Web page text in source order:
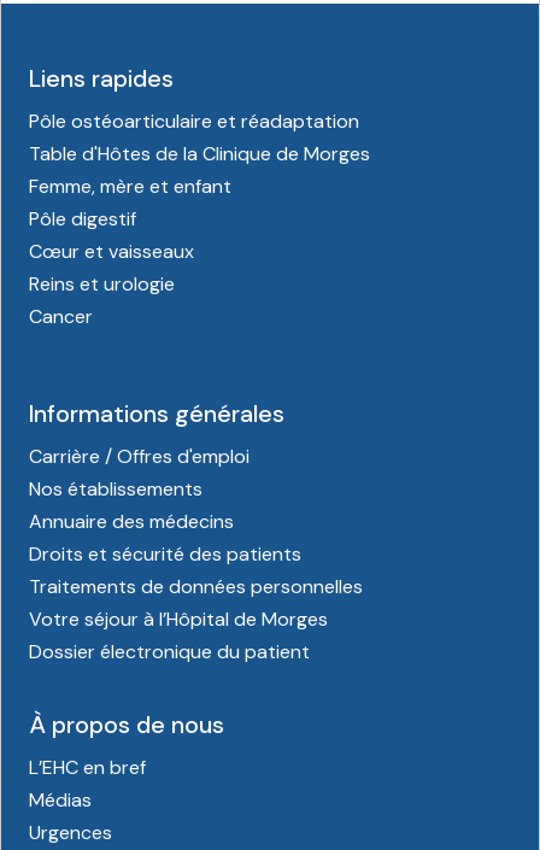
Liens rapides
Pôle ostéoarticulaire et réadaptation
Table d'Hôtes de la Clinique de Morges
Femme, mère et enfant
Pôle digestif
Cœur et vaisseaux
Reins et urologie
Cancer
Informations générales
Carrière / Offres d'emploi
Nos établissements
Annuaire des médecins
Droits et sécurité des patients
Traitements de données personnelles
Votre séjour à l’Hôpital de Morges
Dossier électronique du patient
À propos de nous
L’EHC en bref
Médias
Urgences